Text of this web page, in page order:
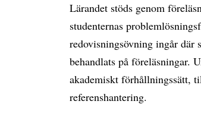
Lärandet stöds genom
studenternas
redovisningsövning ingår där
behandlats på föreläsningar.
akademiskt förhållningssätt,
referenshantering.